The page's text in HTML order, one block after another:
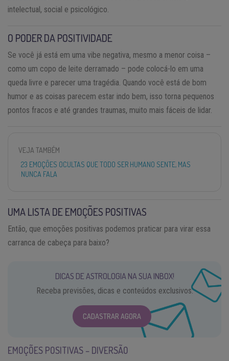
intelectual, social e psicológico.
O PODER DA POSITIVIDADE
Se você já está em uma vibe negativa, mesmo a menor coisa –
como um copo de leite derramado – pode colocá-lo em uma
queda livre e parecer uma tragédia. Quando você está de bom
humor e as coisas parecem estar indo bem, isso torna pequenos
pontos fracos e até grandes traumas, muito mais fáceis de lidar.
VEJA TAMBÉM
23 EMOÇÕES OCULTAS QUE TODO SER HUMANO SENTE, MAS
NUNCA FALA
UMA LISTA DE EMOÇÕES POSITIVAS
Então, que emoções positivas podemos praticar para virar essa
carranca de cabeça para baixo?
DICAS DE ASTROLOGIA NA SUA INBOX!
Receba previsões, dicas e conteúdos exclusivos.
CADASTRAR AGORA
EMOÇÕES POSITIVAS – DIVERSÃO